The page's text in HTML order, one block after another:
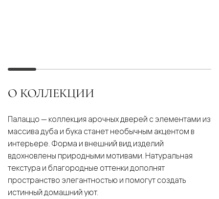
О КОЛЛЕКЦИИ
Палаццо — коллекция арочных дверей с элементами из
массива дуба и бука станет необычным акцентом в
интерьере. Форма и внешний вид изделий
вдохновлены природными мотивами. Натуральная
текстура и благородные оттенки дополнят
пространство элегантностью и помогут создать
истинный домашний уют.